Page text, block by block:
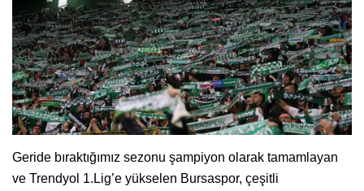
Geride bıraktığımız sezonu şampiyon olarak tamamlayan
ve Trendyol 1.Lig’e yükselen Bursaspor, çeşitli